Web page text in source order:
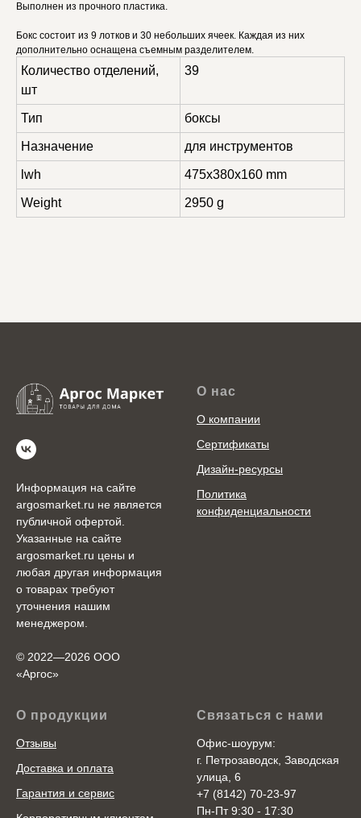
Выполнен из прочного пластика.
Бокс состоит из 9 лотков и 30 небольших ячеек. Каждая из них
дополнительно оснащена съемным разделителем.
Количество отделений,
шт
39
Тип боксы
Назначение для инструментов
lwh 475x380x160 mm
Weight 2950 g
Информация на сайте
argosmarket.ru не является
публичной офертой.
Указанные на сайте
argosmarket.ru цены и
любая другая информация
о товарах требуют
уточнения нашим
менеджером.
© 2022—2026 ООО
«Аргоc»
О нас
О компании
Сертификаты
Дизайн-ресурсы
Политика
конфиденциальности
О продукции
Отзывы
Доставка и оплата
Гарантия и сервис
Связаться с нами
Офис-шоурум:
г. Петрозаводск, Заводская
улица, 6
+7 (8142) 70-23-97
Пн-Пт 9:30 - 17:30